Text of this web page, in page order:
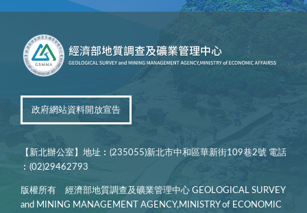
政府網站資料開放宣告
【新北辦公室】地址︰(235055)新北市中和區華新街109巷2號 電話
︰(02)29462793
版權所有 經濟部地質調查及礦業管理中心 GEOLOGICAL SURVEY
and MINING MANAGEMENT AGENCY,MINISTRY of ECONOMIC